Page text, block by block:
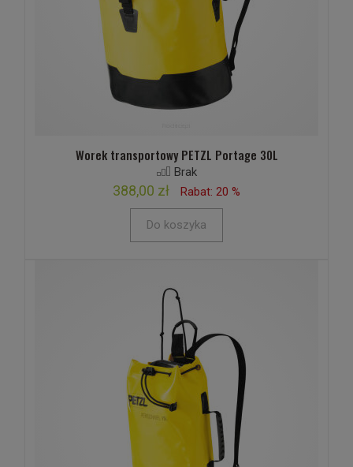
Worek transportowy PETZL Portage 30L
Brak
388,00 zł Rabat: 20 %
Do koszyka